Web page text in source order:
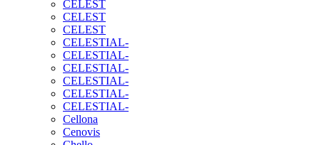
CELEST
CELEST
CELEST
CELESTIAL-
CELESTIAL-
CELESTIAL-
CELESTIAL-
CELESTIAL-
CELESTIAL-
Cellona
Cenovis